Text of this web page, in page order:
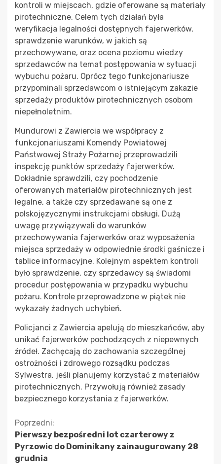
kontroli w miejscach, gdzie oferowane są materiały
pirotechniczne. Celem tych działań była
weryfikacja legalności dostępnych fajerwerków,
sprawdzenie warunków, w jakich są
przechowywane, oraz ocena poziomu wiedzy
sprzedawców na temat postępowania w sytuacji
wybuchu pożaru. Oprócz tego funkcjonariusze
przypominali sprzedawcom o istniejącym zakazie
sprzedaży produktów pirotechnicznych osobom
niepełnoletnim.
Mundurowi z Zawiercia we współpracy z
funkcjonariuszami Komendy Powiatowej
Państwowej Straży Pożarnej przeprowadzili
inspekcję punktów sprzedaży fajerwerków.
Dokładnie sprawdzili, czy pochodzenie
oferowanych materiałów pirotechnicznych jest
legalne, a także czy sprzedawane są one z
polskojęzycznymi instrukcjami obsługi. Dużą
uwagę przywiązywali do warunków
przechowywania fajerwerków oraz wyposażenia
miejsca sprzedaży w odpowiednie środki gaśnicze i
tablice informacyjne. Kolejnym aspektem kontroli
było sprawdzenie, czy sprzedawcy są świadomi
procedur postępowania w przypadku wybuchu
pożaru. Kontrole przeprowadzone w piątek nie
wykazały żadnych uchybień.
Policjanci z Zawiercia apelują do mieszkańców, aby
unikać fajerwerków pochodzących z niepewnych
źródeł. Zachęcają do zachowania szczególnej
ostrożności i zdrowego rozsądku podczas
Sylwestra, jeśli planujemy korzystać z materiałów
pirotechnicznych. Przywołują również zasady
bezpiecznego korzystania z fajerwerków.
Kontynuuj
czytanie
Poprzedni:
Pierwszy bezpośredni lot czarterowy z
Pyrzowic do Dominikany zainaugurowany 28
grudnia